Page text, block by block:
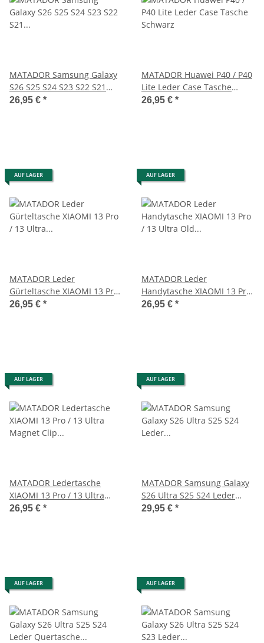
MATADOR Samsung Galaxy
S26 S25 S24 S23 S22 S21
Ledertasche Braun
26,95 € *
MATADOR Huawei P40 / P40
Lite Leder Case Tasche
Schwarz
26,95 € *
AUF LAGER
MATADOR Leder
Gürteltasche XIAOMI 13 Pro
/ 13 Ultra Slim Schwarz
26,95 € *
AUF LAGER
MATADOR Leder
Handytasche XIAOMI 13 Pro
/ 13 Ultra Old Style Braun
26,95 € *
AUF LAGER
MATADOR Ledertasche
XIAOMI 13 Pro / 13 Ultra
Magnet Clip Schwarz
26,95 € *
AUF LAGER
MATADOR Samsung Galaxy
S26 Ultra S25 S24 Leder
Gürteltasche Braun
29,95 € *
AUF LAGER AUF LAGER